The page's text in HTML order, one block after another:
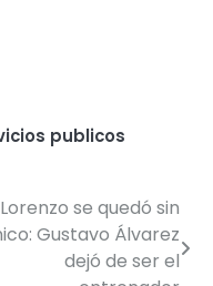
publicos
se quedó sin
Gustavo Álvarez
dejó de ser el